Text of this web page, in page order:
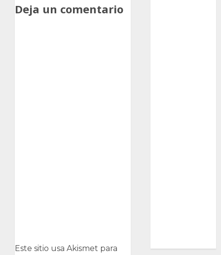
Deja un comentario
Este sitio usa Akismet para